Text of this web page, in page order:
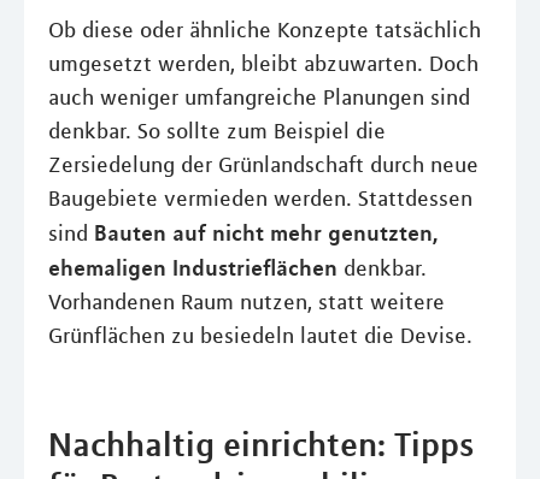
Ob diese oder ähnliche Konzepte tatsächlich
umgesetzt werden, bleibt abzuwarten. Doch
auch weniger umfangreiche Planungen sind
denkbar. So sollte zum Beispiel die
Zersiedelung der Grünlandschaft durch neue
Baugebiete vermieden werden. Stattdessen
sind Bauten auf nicht mehr genutzten,
ehemaligen Industrieflächen denkbar.
Vorhandenen Raum nutzen, statt weitere
Grünflächen zu besiedeln lautet die Devise.
Nachhaltig einrichten: Tipps